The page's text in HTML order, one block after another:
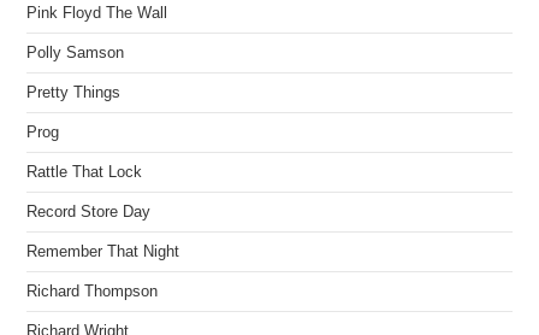
Pink Floyd The Wall
Polly Samson
Pretty Things
Prog
Rattle That Lock
Record Store Day
Remember That Night
Richard Thompson
Richard Wright